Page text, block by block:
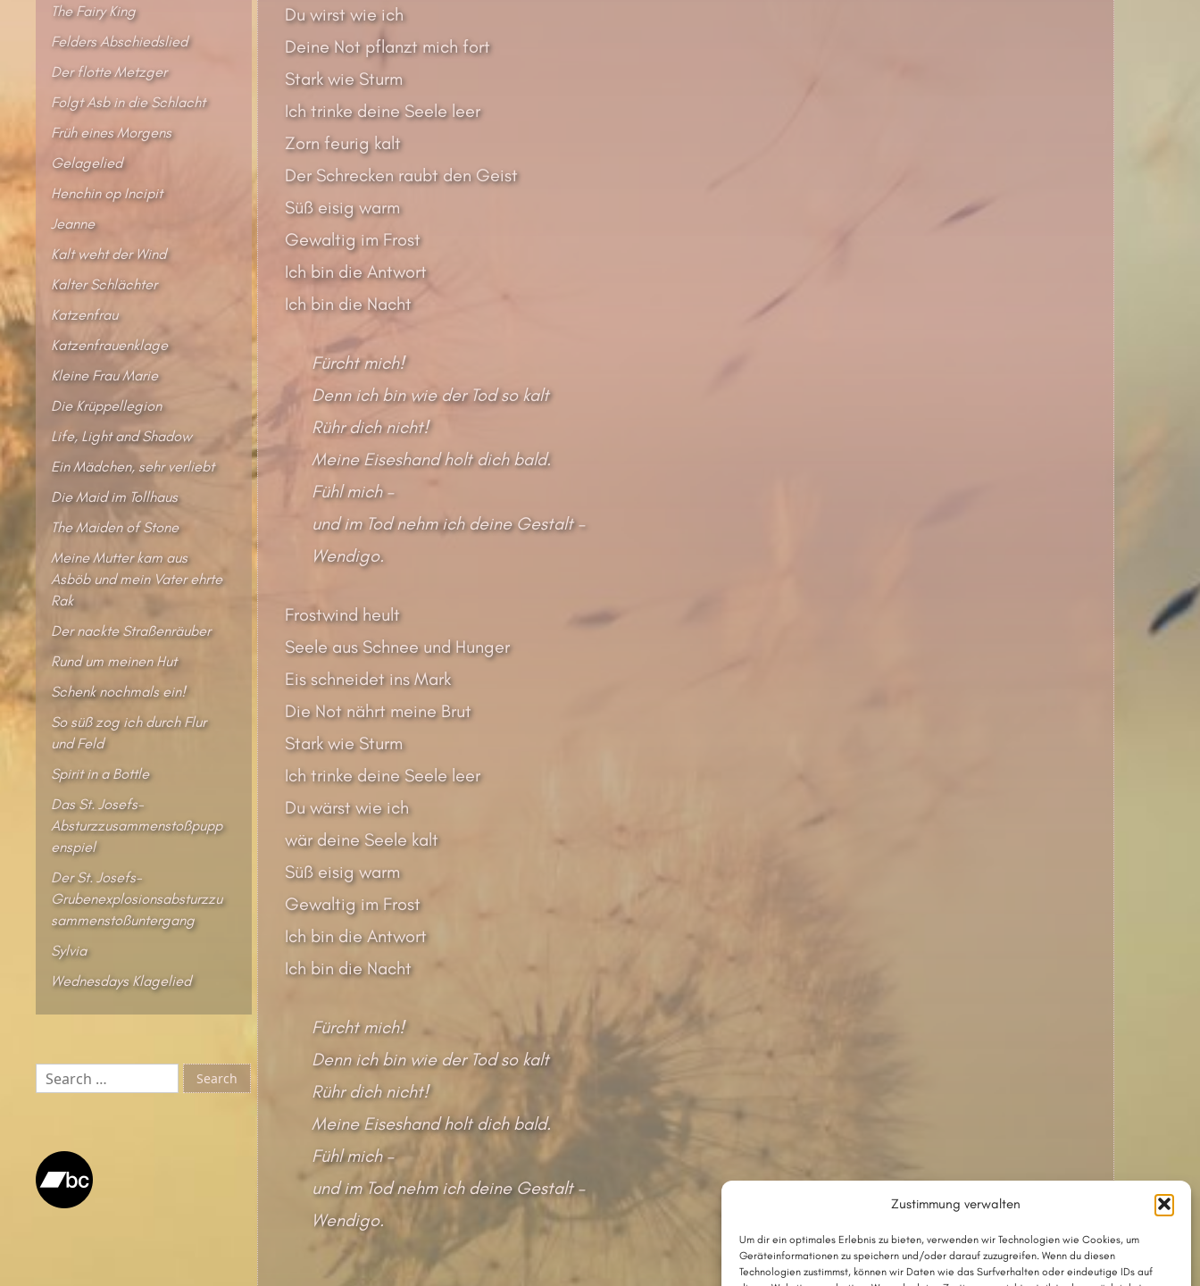
Zustimmung verwalten
Um dir ein optimales Erlebnis zu bieten, verwenden wir Technologien wie Cookies, um
Geräteinformationen zu speichern und/oder darauf zuzugreifen. Wenn du diesen
Technologien zustimmst, können wir Daten wie das Surfverhalten oder eindeutige IDs auf
Du wirst wie ich
Deine Not pflanzt mich fort
Stark wie Sturm
Ich trinke deine Seele leer
Zorn feurig kalt
Der Schrecken raubt den Geist
Süß eisig warm
Gewaltig im Frost
Ich bin die Antwort
Ich bin die Nacht
Fürcht mich!
Denn ich bin wie der Tod so kalt
Rühr dich nicht!
Meine Eiseshand holt dich bald.
Fühl mich –
und im Tod nehm ich deine Gestalt –
Wendigo.
Frostwind heult
Seele aus Schnee und Hunger
Eis schneidet ins Mark
Die Not nährt meine Brut
Stark wie Sturm
Ich trinke deine Seele leer
Du wärst wie ich
wär deine Seele kalt
Süß eisig warm
Gewaltig im Frost
Ich bin die Antwort
Ich bin die Nacht
Fürcht mich!
Denn ich bin wie der Tod so kalt
Rühr dich nicht!
Meine Eiseshand holt dich bald.
Fühl mich –
und im Tod nehm ich deine Gestalt –
Wendigo.
The song with chords as a PDF
The Fairy King
Felders Abschiedslied
Der flotte Metzger
Folgt Asb in die Schlacht
Früh eines Morgens
Gelagelied
Henchin op Incipit
Jeanne
Kalt weht der Wind
Kalter Schlächter
Katzenfrau
Katzenfrauenklage
Kleine Frau Marie
Die Krüppellegion
Life, Light and Shadow
Ein Mädchen, sehr verliebt
Die Maid im Tollhaus
The Maiden of Stone
Meine Mutter kam aus
Asböb und mein Vater ehrte
Rak
Der nackte Straßenräuber
Rund um meinen Hut
Schenk nochmals ein!
So süß zog ich durch Flur
und Feld
Spirit in a Bottle
Das St. Josefs-
Absturzzusammenstoßpupp
enspiel
Der St. Josefs-
Grubenexplosionsabsturzzu
sammenstoßuntergang
Sylvia
Wednesdays Klagelied
Search
for: